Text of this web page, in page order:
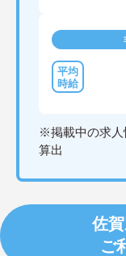
※掲載中の求人
算出
佐
ご